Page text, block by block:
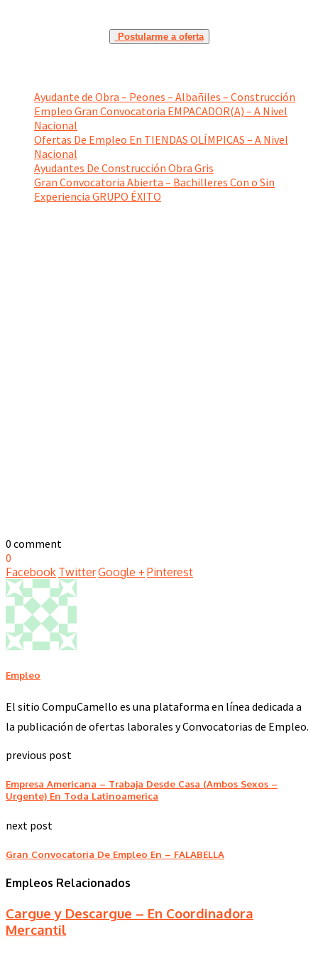
Postularme a oferta
Ayudante de Obra – Peones – Albañiles – Construcción
Empleo Gran Convocatoria EMPACADOR(A) – A Nivel
Nacional
Ofertas De Empleo En TIENDAS OLÍMPICAS – A Nivel
Nacional
Ayudantes De Construcción Obra Gris
Gran Convocatoria Abierta – Bachilleres Con o Sin
Experiencia GRUPO ÉXITO
0 comment
0
Facebook TwitterGoogle + Pinterest
Empleo
El sitio CompuCamello es una plataforma en línea dedicada a
la publicación de ofertas laborales y Convocatorias de Empleo.
previous post
Empresa Americana – Trabaja Desde Casa (Ambos Sexos –
Urgente) En Toda Latinoamerica
next post
Gran Convocatoria De Empleo En – FALABELLA
Empleos Relacionados
Cargue y Descargue – En Coordinadora
Mercantil